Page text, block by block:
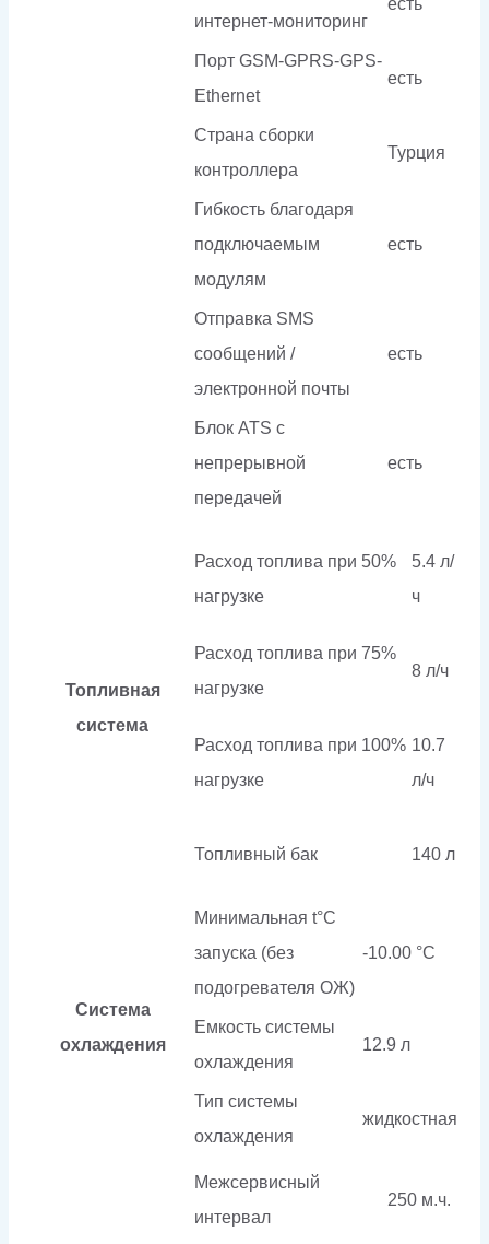
интернет-мониторинг
Порт GSM-GPRS-GPS-
Ethernet
есть
Страна сборки
контроллера
Турция
Гибкость благодаря
подключаемым
модулям
есть
Отправка SMS
сообщений /
электронной почты
есть
Блок ATS с
непрерывной
передачей
есть
Топливная
система
Расход топлива при 50%
нагрузке
5.4 л/
ч
Расход топлива при 75%
нагрузке
8 л/ч
Расход топлива при 100%
нагрузке
10.7
л/ч
Топливный бак 140 л
Система
охлаждения
Минимальная t°С
запуска (без
подогревателя ОЖ)
-10.00 °С
Емкость системы
охлаждения
12.9 л
Тип системы
охлаждения
жидкостная
Межсервисный
интервал
250 м.ч.